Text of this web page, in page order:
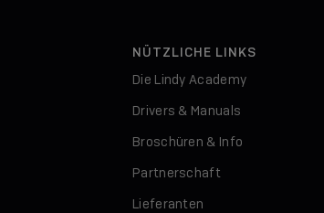
NÜTZLICHE LINKS
Die Lindy Academy
Drivers & Manuals
Broschüren & Info
Partnerschaft
Lieferanten